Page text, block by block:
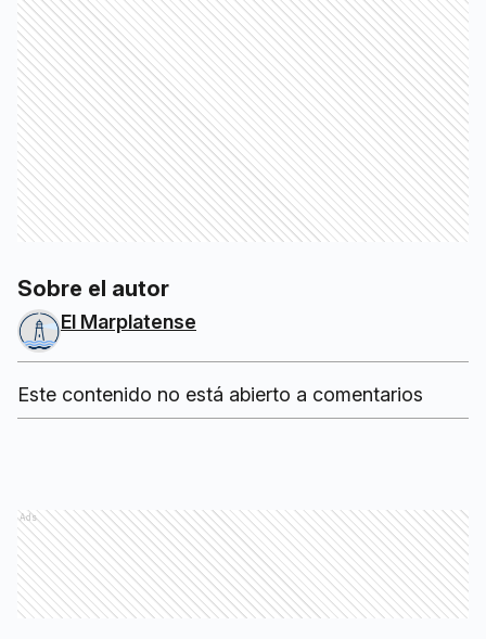
Sobre el autor
El Marplatense
Este contenido no está abierto a comentarios
Ads